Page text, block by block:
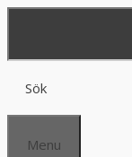
Sök
Menu